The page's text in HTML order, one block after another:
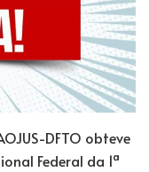
DFTO obteve
Federal da 1ª